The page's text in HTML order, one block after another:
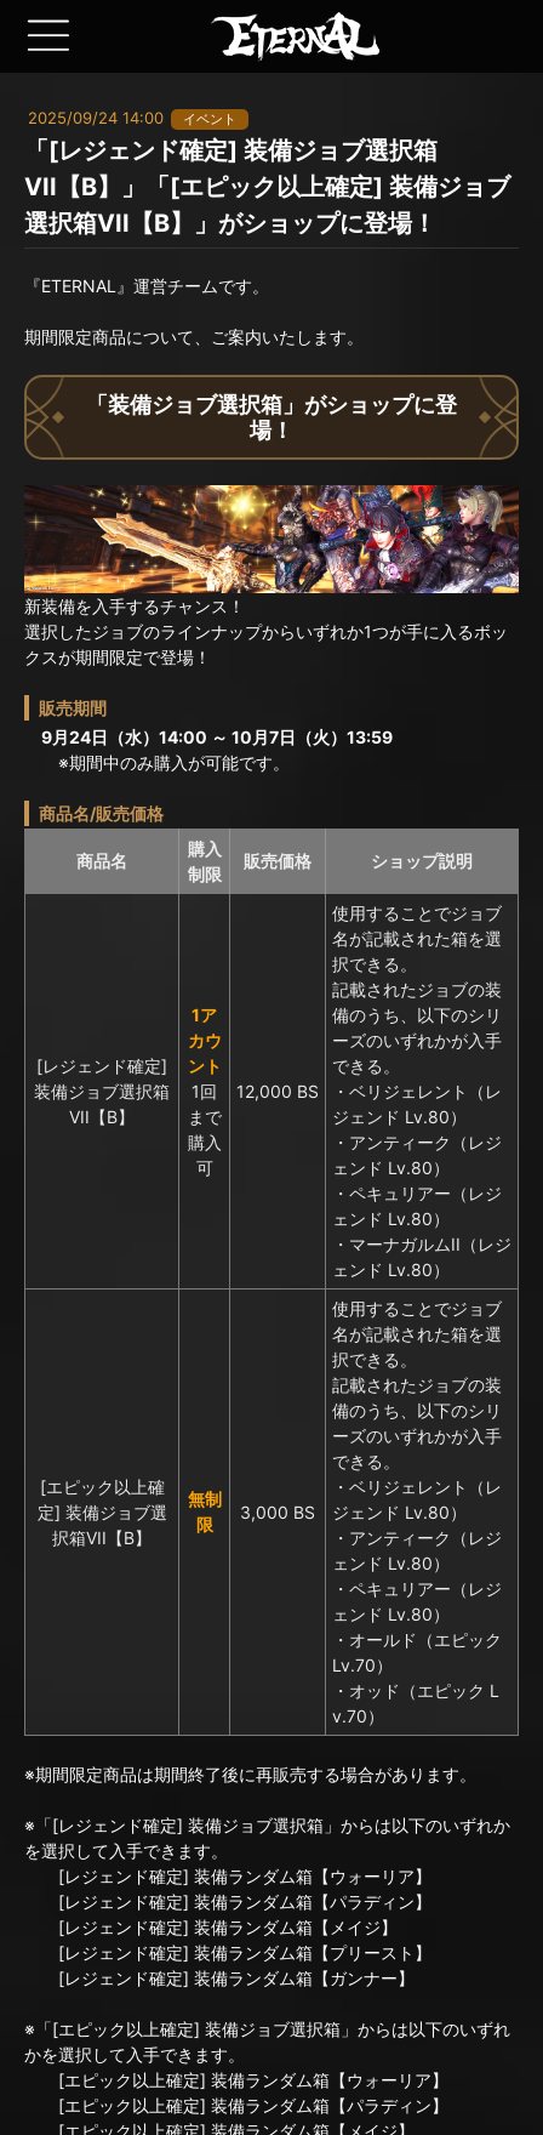
2025/09/24 14:00 イベント
「[レジェンド確定] 装備ジョブ選択箱
VII【B】」「[エピック以上確定] 装備ジョブ
選択箱VII【B】」がショップに登場！
『ETERNAL』運営チームです。
期間限定商品について、ご案内いたします。
「装備ジョブ選択箱」がショップに登
場！
新装備を入手するチャンス！
選択したジョブのラインナップからいずれか1つが手に入るボッ
クスが期間限定で登場！
販売期間
9月24日（水）14:00 ～ 10月7日（火）13:59
※期間中のみ購入が可能です。
商品名/販売価格
商品名
購入
制限
販売価格 ショップ説明
[レジェンド確定]
装備ジョブ選択箱
VII【B】
1ア
カウ
ント
1回
まで
購入
可
12,000 BS
使用することでジョブ
名が記載された箱を選
択できる。
記載されたジョブの装
備のうち、以下のシリ
ーズのいずれかが入手
できる。
・ベリジェレント（レ
ジェンド Lv.80）
・アンティーク（レジ
ェンド Lv.80）
・ペキュリアー（レジ
ェンド Lv.80）
・マーナガルムII（レジ
ェンド Lv.80）
[エピック以上確
定] 装備ジョブ選
択箱VII【B】
無制
限
3,000 BS
使用することでジョブ
名が記載された箱を選
択できる。
記載されたジョブの装
備のうち、以下のシリ
ーズのいずれかが入手
できる。
・ベリジェレント（レ
ジェンド Lv.80）
・アンティーク（レジ
ェンド Lv.80）
・ペキュリアー（レジ
ェンド Lv.80）
・オールド（エピック
Lv.70）
・オッド（エピック L
v.70）
※期間限定商品は期間終了後に再販売する場合があります。
※「[レジェンド確定] 装備ジョブ選択箱」からは以下のいずれか
を選択して入手できます。
[レジェンド確定] 装備ランダム箱【ウォーリア】
[レジェンド確定] 装備ランダム箱【パラディン】
[レジェンド確定] 装備ランダム箱【メイジ】
[レジェンド確定] 装備ランダム箱【プリースト】
[レジェンド確定] 装備ランダム箱【ガンナー】
※「[エピック以上確定] 装備ジョブ選択箱」からは以下のいずれ
かを選択して入手できます。
[エピック以上確定] 装備ランダム箱【ウォーリア】
[エピック以上確定] 装備ランダム箱【パラディン】